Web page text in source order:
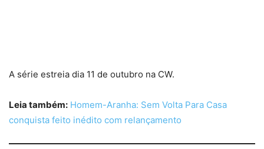
A série estreia dia 11 de outubro na CW.
Leia também: Homem-Aranha: Sem Volta Para Casa
conquista feito inédito com relançamento